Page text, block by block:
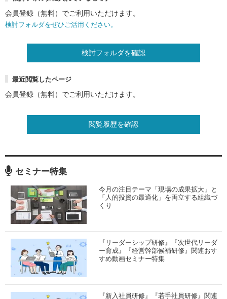
会員登録（無料）でご利用いただけます。
検討フォルダをぜひご活用ください。
検討フォルダを確認
最近閲覧したページ
会員登録（無料）でご利用いただけます。
閲覧履歴を確認
セミナー特集
今月の注目テーマ「現場の成果拡大」と
「人的投資の最適化」を両立する組織づ
くり
『リーダーシップ研修』『次世代リーダ
ー育成』『経営幹部候補研修』関連おす
すめ動画セミナー特集
『新入社員研修』『若手社員研修』関連